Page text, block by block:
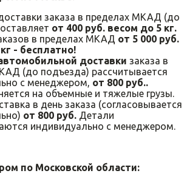
заказа в пределах МКАД (до
от 400 руб. весом до 5 кг.
в пределах МКАД от 5 000 руб.
- бесплатно!
доставки заказа в
(до подъезда) рассчитывается
с менеджером, от 800 руб..
на объемные и тяжелые грузы.
в день заказа (согласовывается
от 800 руб. Детали
индивидуально с менеджером.
по Московской области: